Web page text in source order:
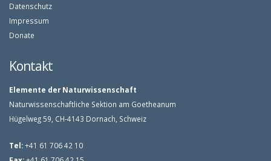
Datenschutz
Impressum
Donate
Kontakt
Elemente der Naturwissenschaft
Naturwissenschaftliche Sektion am Goetheanum
Hügelweg 59, CH-4143 Dornach, Schweiz
Tel:+41 61 706 42 10